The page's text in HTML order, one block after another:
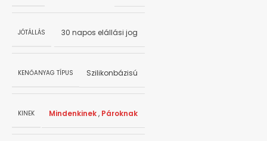
JÓTÁLLÁS 30 napos elállási jog
KENŐANYAG TÍPUS Szilikonbázisú
KINEK Mindenkinek, Pároknak